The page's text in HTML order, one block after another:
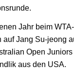
Jahr beim
auf Jang Su-jeong
Open
aus den USA.